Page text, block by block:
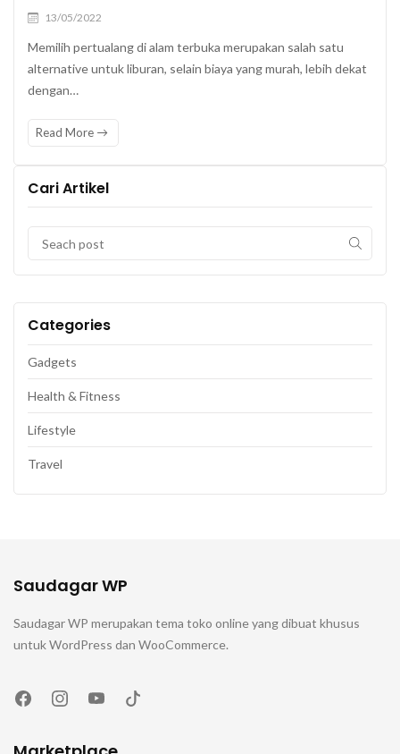
13/05/2022
Memilih pertualang di alam terbuka merupakan salah satu
alternative untuk liburan, selain biaya yang murah, lebih dekat
dengan…
Read More
Cari Artikel
Categories
Gadgets
Health & Fitness
Lifestyle
Travel
Saudagar WP
Saudagar WP merupakan tema toko online yang dibuat khusus
untuk WordPress dan WooCommerce.